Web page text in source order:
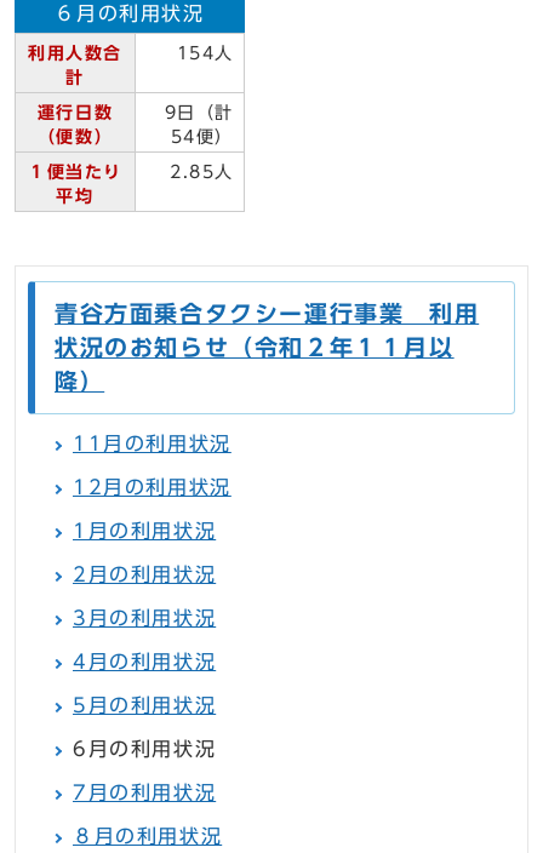
６月の利用状況
利用人数合
計
154人
運行日数
（便数）
9日（計
54便）
１便当たり
平均
2.85人
青谷方面乗合タクシー運行事業 利用
状況のお知らせ（令和２年１１月以
降）
11月の利用状況
12月の利用状況
1月の利用状況
2月の利用状況
3月の利用状況
4月の利用状況
5月の利用状況
6月の利用状況
7月の利用状況
８月の利用状況